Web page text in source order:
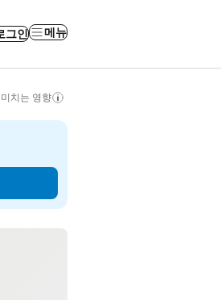
그인 메뉴
치는 영향